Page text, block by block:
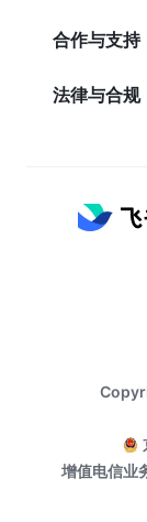
合作与支持
法律与合规
增值电信业